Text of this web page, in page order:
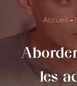
Accueil–
les